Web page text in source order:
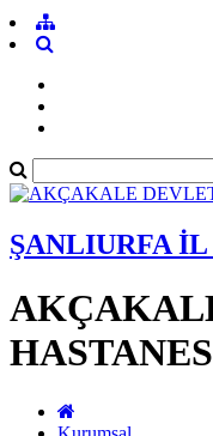
ŞANLIURFA